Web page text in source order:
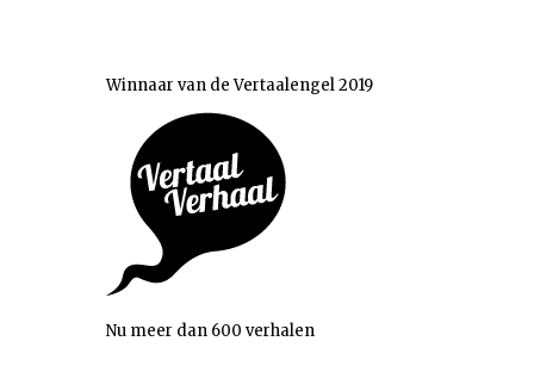
Winnaar van de Vertaalengel 2019
Nu meer dan 600 verhalen